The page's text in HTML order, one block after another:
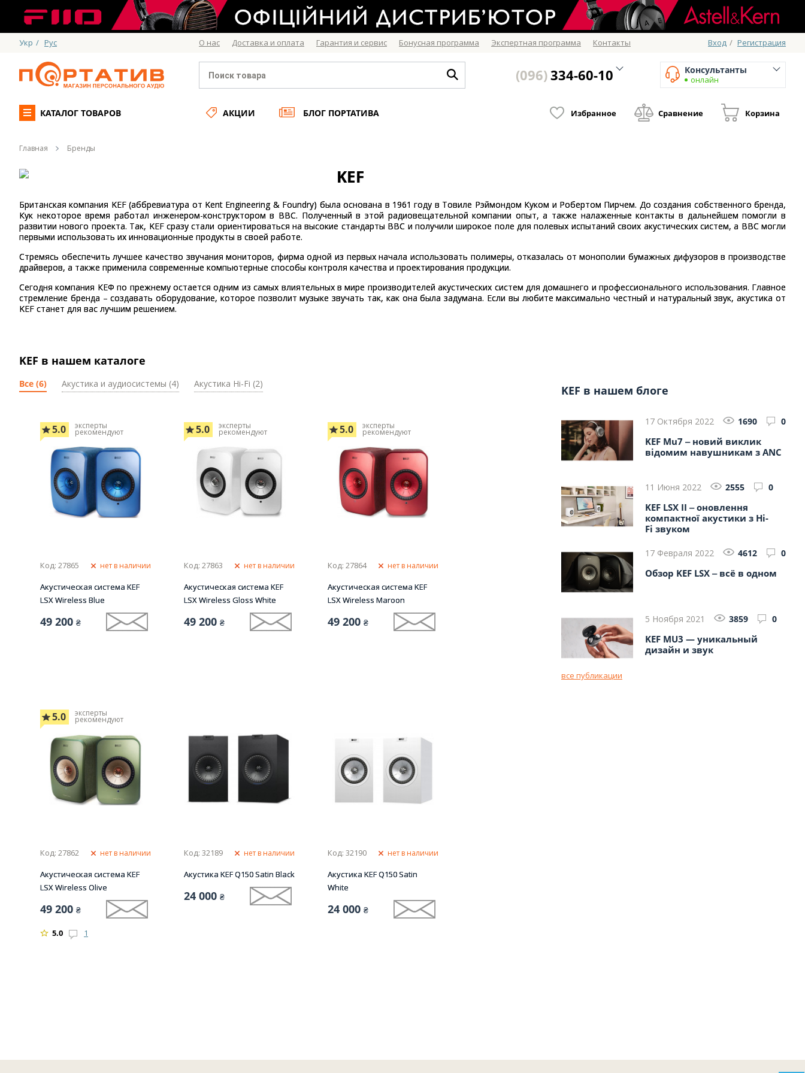
Укр / Рус О нас Доставка и оплата Гарантия и сервис Бонусная программа Экспертная программа Контакты Вход / Регистрация
(096)334-60-10 Консультанты
онлайн
КАТАЛОГ ТОВАРОВ АКЦИИ БЛОГ ПОРТАТИВА Избранное Сравнение Корзина
Главная Бренды
KEF
Британская компания KEF (аббревиатура от Kent Engineering & Foundry) была основана в 1961 году в Товиле Рэймондом Куком и Робертом Пирчем. До создания собственного бренда,
Кук некоторое время работал инженером-конструктором в BBC. Полученный в этой радиовещательной компании опыт, а также налаженные контакты в дальнейшем помогли в
развитии нового проекта. Так, KEF сразу стали ориентироваться на высокие стандарты BBC и получили широкое поле для полевых испытаний своих акустических систем, а BBC могли
первыми использовать их инновационные продукты в своей работе.
Стремясь обеспечить лучшее качество звучания мониторов, фирма одной из первых начала использовать полимеры, отказалась от монополии бумажных дифузоров в производстве
драйверов, а также применила современные компьютерные способы контроля качества и проектирования продукции.
Сегодня компания КЕФ по прежнему остается одним из самых влиятельных в мире производителей акустических систем для домашнего и профессионального использования. Главное
стремление бренда – создавать оборудование, которое позволит музыке звучать так, как она была задумана. Если вы любите максимально честный и натуральный звук, акустика от
KEF станет для вас лучшим решением.
KEF в нашем каталоге
Все (6) Акустика и аудиосистемы (4) Акустика Hi-Fi (2)
5.0 эксперты
рекомендуют
Код: 27865 нет в наличии
Акустическая система KEF
LSX Wireless Blue
49 200 ₴
5.0 эксперты
рекомендуют
Код: 27863 нет в наличии
Акустическая система KEF
LSX Wireless Gloss White
49 200 ₴
5.0 эксперты
рекомендуют
Код: 27864 нет в наличии
Акустическая система KEF
LSX Wireless Maroon
49 200 ₴
5.0 эксперты
рекомендуют
Код: 27862 нет в наличии
Акустическая система KEF
LSX Wireless Olive
49 200 ₴
5.0 1
Код: 32189 нет в наличии
Акустика KEF Q150 Satin Black
24 000 ₴
Код: 32190 нет в наличии
Акустика KEF Q150 Satin
White
24 000 ₴
KEF в нашем блоге
17 Октября 2022 1690 0
KEF Mu7 ‒ новий виклик
відомим навушникам з ANC
11 Июня 2022 2555 0
KEF LSX II ‒ оновлення
компактної акустики з Hi-
Fi звуком
17 Февраля 2022 4612 0
Обзор KEF LSX ‒ всё в одном
5 Ноября 2021 3859 0
KEF MU3 — уникальный
дизайн и звук
все публикации